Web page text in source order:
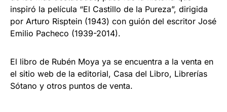
inspiró la película “El Castillo de la Pureza”, dirigida
por Arturo Risptein (1943) con guión del escritor José
Emilio Pacheco (1939-2014).
El libro de Rubén Moya ya se encuentra a la venta en
el sitio web de la editorial, Casa del Libro, Librerías
Sótano y otros puntos de venta.